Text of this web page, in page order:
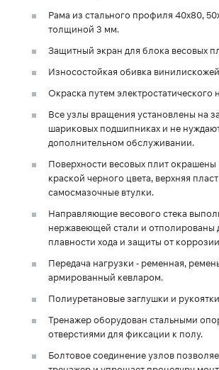
Рама из стального профиля 40х80,
толщиной 3 мм.
Защитный экран для блока весовых
Износостойкая обивка
Окраска путем электростатического
Все узлы вращения установлены на
шариковых подшипниках и не
дополнительном обслуживании.
Поверхности весовых плит
краской черного цвета, верхняя
самосмазочные втулки.
Направляющие весового стека
нержавеющей стали и отполированы
плавности хода и защиты от
Передача нагрузки - ременная,
армированный кевларом.
Полиуретановые заглушки и
Тренажер оборудован стальными
отверстиями для фиксации к полу.
Болтовое соединение узлов